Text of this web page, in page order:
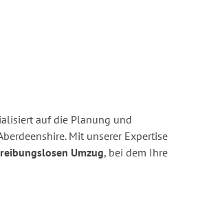
auf die Planung und
Mit unserer Expertise
reibungslosen Umzug, bei dem Ihre